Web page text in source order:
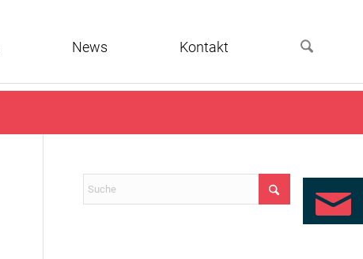
News Kontakt